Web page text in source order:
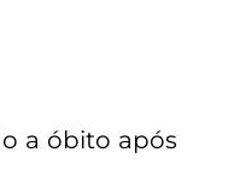
a óbito após